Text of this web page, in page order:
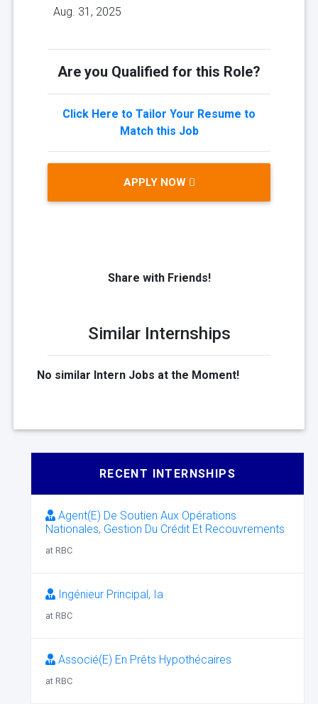
Aug. 31, 2025
Are you Qualified for this Role?
Click Here to Tailor Your Resume to
Match this Job
APPLY NOW
Share with Friends!
Similar Internships
No similar Intern Jobs at the Moment!
RECENT INTERNSHIPS
Agent(E) De Soutien Aux Opérations
Nationales, Gestion Du Crédit Et Recouvrements
at RBC
Ingénieur Principal, Ia
at RBC
Associé(E) En Prêts Hypothécaires
at RBC